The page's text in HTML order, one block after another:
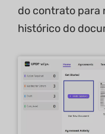
do contrato para
histórico do